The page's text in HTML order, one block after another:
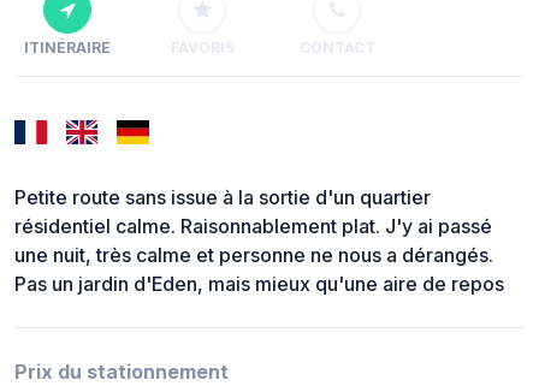
ITINÉRAIRE FAVORIS CONTACT
Petite route sans issue à la sortie d'un quartier
résidentiel calme. Raisonnablement plat. J'y ai passé
une nuit, très calme et personne ne nous a dérangés.
Pas un jardin d'Eden, mais mieux qu'une aire de repos
Prix du stationnement